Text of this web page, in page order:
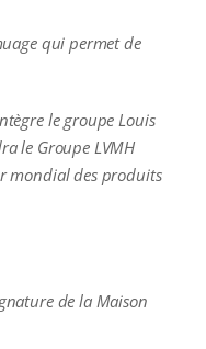
qui permet de
le groupe Louis
le Groupe LVMH
mondial des produits
de la Maison